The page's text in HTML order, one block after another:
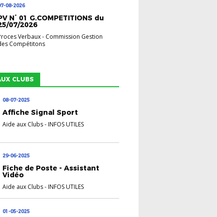
08-2026
N° 01 G.COMPETITIONS du
07/2026
Verbaux- Commission Gestion
Compétitons
CLUBS
08-07-2025
Affiche Signal Sport
Aide aux Clubs- INFOS UTILES
29-06-2025
Fiche de Poste - Assistant
Vidéo
Aide aux Clubs- INFOS UTILES
01-05-2025